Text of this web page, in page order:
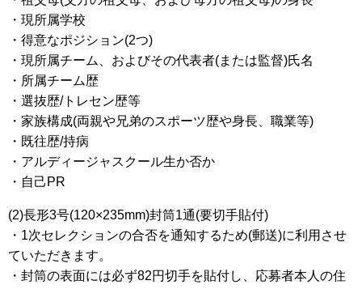
・現所属学校
・得意なポジション(2つ)
・現所属チーム、およびその代表者(または監督)氏名
・所属チーム歴
・選抜歴/トレセン歴等
・家族構成(両親や兄弟のスポーツ歴や身長、職業等)
・既往歴/持病
・アルディージャスクール生か否か
・自己PR
(2)長形3号(120×235mm)封筒1通(要切手貼付)
・1次セレクションの合否を通知するため(郵送)に利用させ
ていただきます。
・封筒の表面には必ず82円切手を貼付し、応募者本人の住